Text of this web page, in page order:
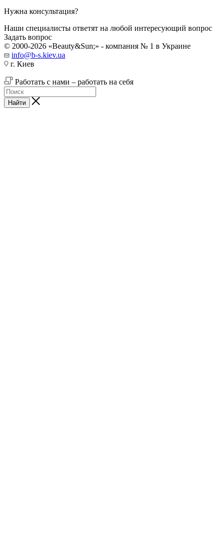
Нужна консультация?
Наши специалисты ответят на любой интересующий вопрос
Задать вопрос
© 2000-2026 «Beauty&Sun;» - компания № 1 в Украине
info@b-s.kiev.ua
г. Киев
Работать с нами – работать на себя
Найти